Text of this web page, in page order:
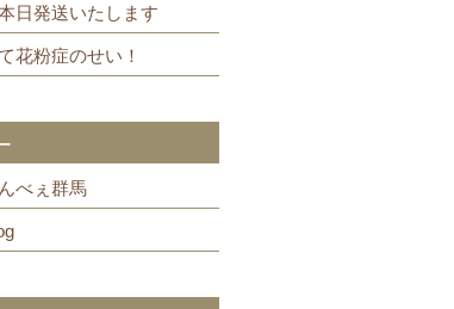
日発送いたします
花粉症のせい！
べぇ群馬